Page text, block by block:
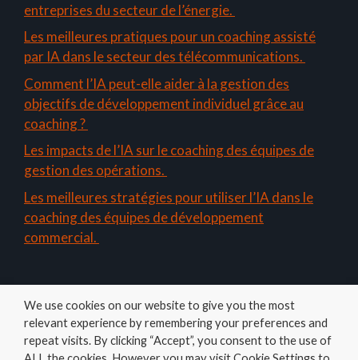
entreprises du secteur de l’énergie.
Les meilleures pratiques pour un coaching assisté
par IA dans le secteur des télécommunications.
Comment l’IA peut-elle aider à la gestion des
objectifs de développement individuel grâce au
coaching ?
Les impacts de l’IA sur le coaching des équipes de
gestion des opérations.
Les meilleures stratégies pour utiliser l’IA dans le
coaching des équipes de développement
commercial.
We use cookies on our website to give you the most
relevant experience by remembering your preferences and
repeat visits. By clicking “Accept”, you consent to the use of